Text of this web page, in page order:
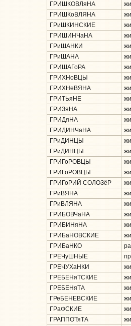
ГРИШКОВЛяНА
ГРИШКоВЛЯНА
ГРиШКИНСКИЕ
ГРИШИНЧаНА
ГРиШАНКИ
ГРиШАНА
ГРИШАГоРА
ГРИХНоВЦЫ
ГРИХНеВЯНА
ГРИТЬяНЕ
ГРИЗяНА
ГРИДяНА
ГРИДИНЧаНА
ГРиДИНЦЫ
ГРиДИНЦЫ
ГРИГоРОВЦЫ
ГРИГоРОВЦЫ
ГРИГоРИЙ СОЛОЗёР
ГРиВЯНА
ГРиВЛЯНА
ГРИБОВЧаНА
ГРИБИНяНА
ГРИБаНОВСКИЕ
ГРИБаНКО
ГРЕЧуШНЫЕ
ГРЕЧУХаНКИ
ГРЕБЕНяТСКИЕ
ГРЕБЕНяТА
ГРеБЕНЕВСКИЕ
ГРаФСКИЕ
ГРАППОТяТА